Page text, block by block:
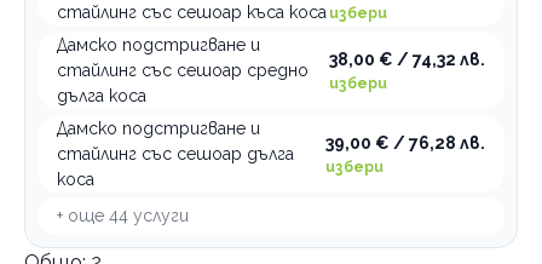
стайлинг със сешоар къса коса избери
Дамско подстригване и
стайлинг със сешоар средно
дълга коса
38,00 € / 74,32 лв.
избери
Дамско подстригване и
стайлинг със сешоар дълга
коса
39,00 € / 76,28 лв.
избери
+ още 44 услуги